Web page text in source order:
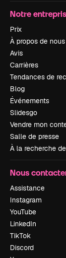
Notre
Prix
À propos de nous
Avis
Carrières
Tendances de
Blog
Événements
Slidesgo
Vendre mon
Salle de presse
À la recherche
Nous
Assistance
Instagram
YouTube
LinkedIn
TikTok
Discord